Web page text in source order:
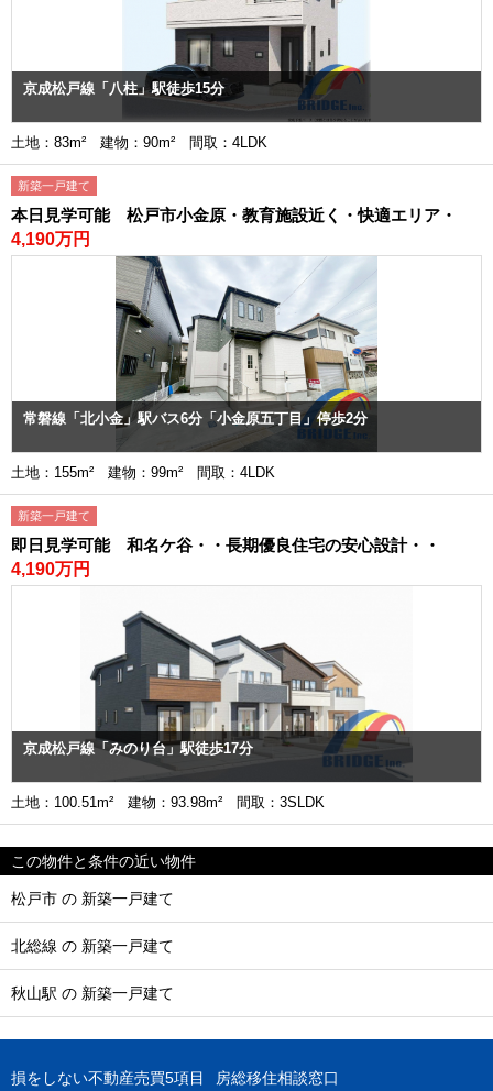
京成松戸線「八柱」駅徒歩15分
土地：83m² 建物：90m² 間取：4LDK
新築一戸建て
本日見学可能 松戸市小金原・教育施設近く・快適エリア・
4,190万円
常磐線「北小金」駅バス6分「小金原五丁目」停歩2分
土地：155m² 建物：99m² 間取：4LDK
新築一戸建て
即日見学可能 和名ケ谷・・長期優良住宅の安心設計・・
4,190万円
京成松戸線「みのり台」駅徒歩17分
土地：100.51m² 建物：93.98m² 間取：3SLDK
この物件と条件の近い物件
松戸市 の 新築一戸建て
北総線 の 新築一戸建て
秋山駅 の 新築一戸建て
損をしない不動産売買5項目 房総移住相談窓口